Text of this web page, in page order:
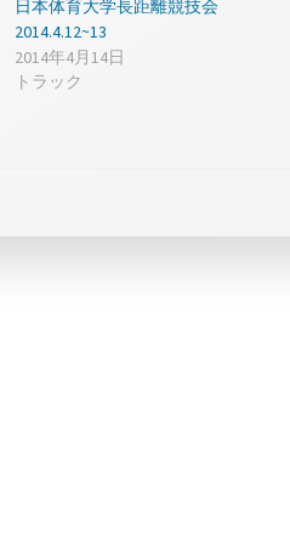
日本体育大学長距離競技会
2014.4.12~13
2014年4月14日
トラック